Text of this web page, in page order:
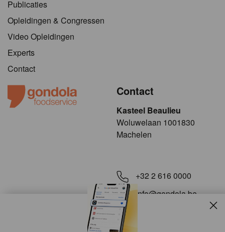
Publicaties
Opleidingen & Congressen
Video Opleidingen
Experts
Contact
Contact
Kasteel Beaulieu
​​​Woluwelaan 1001830
Machelen
+32 2 616 0000
info@gondola.be
Volg ons op